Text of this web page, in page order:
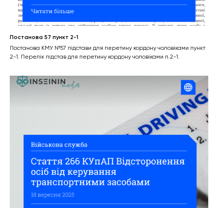
Постанова 57 пункт 2-1
Постанова КМУ №57 підстави для перетину кордону чоловіками пункт
2-1. Перелік підстав для перетину кордону чоловіками п.2-1.